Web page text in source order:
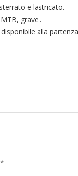
e lastricato.
gravel.
disponibile alla partenza